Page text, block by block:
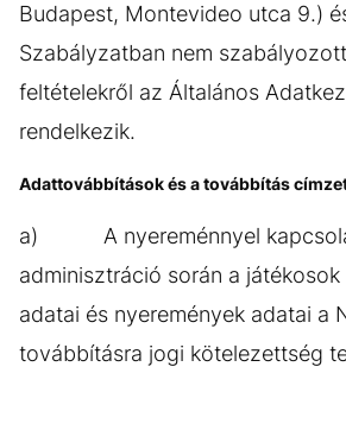
Budapest, Montevideo utca 9.)
Szabályzatban nem
feltételekről az Általános
rendelkezik.
Adattovábbítások és a továbbítás
a) A nyereménnyel
adminisztráció során a játékosok
adatai és nyeremények adatai a
továbbításra jogi kötelezettség